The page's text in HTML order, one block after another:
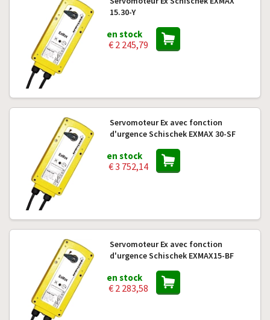
15.30-Y
en stock
€ 2 245,79
Servomoteur Ex avec fonction
d'urgence Schischek EXMAX 30-SF
en stock
€ 3 752,14
Servomoteur Ex avec fonction
d'urgence Schischek EXMAX15-BF
en stock
€ 2 283,58